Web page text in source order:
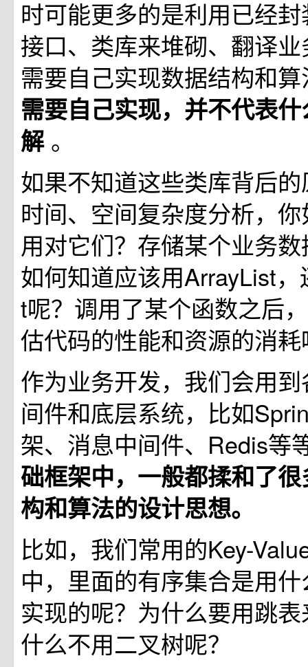
时可能更多的是利用已经
接口、类库来堆砌、翻译
需要自己实现数据结构和
需要自己实现，并不代表
解 。
如果不知道这些类库背后
时间、空间复杂度分析，
用对它们？存储某个业务
如何知道应该用ArrayList
t呢？调用了某个函数之后
估代码的性能和资源的消
作为业务开发，我们会用
间件和底层系统，比如
架、消息中间件、Redis等
础框架中，一般都揉和了
构和算法的设计思想。
比如，我们常用的Key-
中，里面的有序集合是用
实现的呢？为什么要用跳
什么不用二叉树呢？